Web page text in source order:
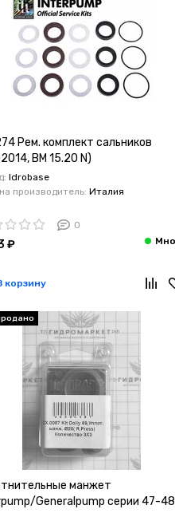
Рем. комплект сальников
BM 15.20 N)
Idrobase
производитель: Италия
0
₽
корзину
манжет
Generalpump серии 47-48